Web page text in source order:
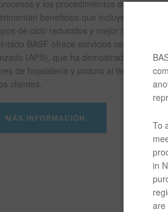
y los procedimientos de
beneficios que incluyen mayores
de ciclo reducidos y mejor flujo de
BASF ofrece servicios como
(APS), que ha demostrado
de hojalatería y pintura al tiempo que
clientes.
MÁS INFORMACIÓN
To
in
are